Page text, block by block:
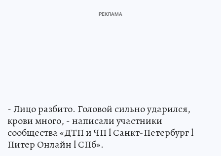
- Лицо разбито. Головой сильно ударился,
крови много, - написали участники
сообщества «ДТП и ЧП l Санкт-Петербург l
Питер Онлайн l СПб».